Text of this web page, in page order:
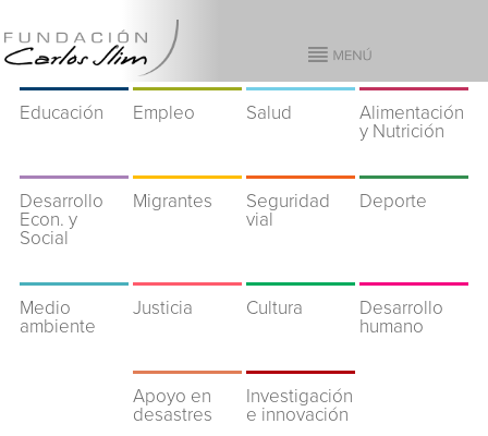
Educación Empleo Salud
Alimentación
y Nutrición
Desarrollo
Econ. y
Social
Migrantes
Seguridad
vial
Deporte
Medio
ambiente
Justicia Cultura
Desarrollo
humano
Apoyo en
desastres
Investigación
e innovación